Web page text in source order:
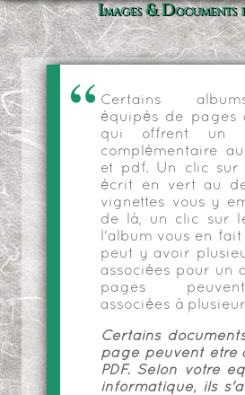
Images & Documents
Certains
équipés de pages
qui offrent un
complémentaire
et pdf. Un clic sur
écrit en vert au
vignettes vous y
de là, un clic sur
l'album vous en fait
peut y avoir
associées pour un
pages
associées à
Certains
page peuvent être
PDF. Selon votre
informatique, ils